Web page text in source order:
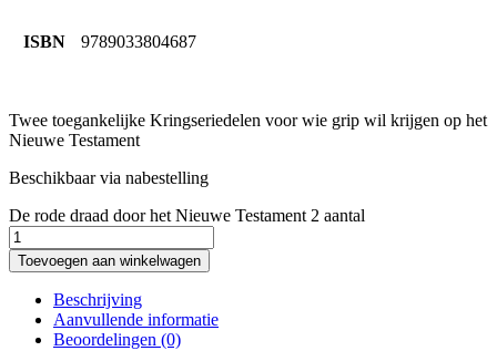
ISBN 9789033804687
Twee toegankelijke Kringseriedelen voor wie grip wil krijgen op het
Nieuwe Testament
Beschikbaar via nabestelling
De rode draad door het Nieuwe Testament 2 aantal
Toevoegen aan winkelwagen
Beschrijving
Aanvullende informatie
Beoordelingen (0)